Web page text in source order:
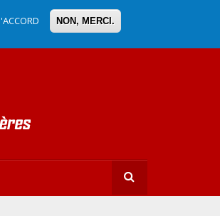
NON, MERCI.